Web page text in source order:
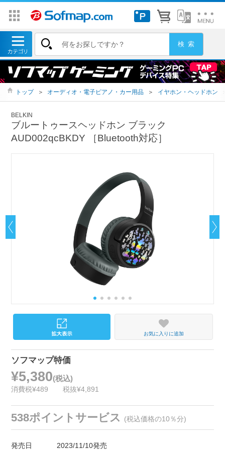
トップ ＞ オーディオ・電子ピアノ・カー用品 ＞ イヤホン・ヘッドホン
BELKIN
ブルートゥースヘッドホン ブラック
AUD002qcBKDY ［Bluetooth対応］
お気に入りに追加
ソフマップ特価
¥5,380(税込)
消費税¥489 税抜¥4,891
538ポイントサービス (税込価格の10％分)
発売日 2023/11/10発売